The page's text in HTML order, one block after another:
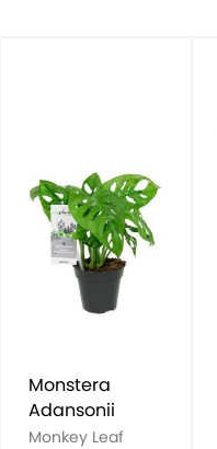
Monstera
Adansonii
Monkey Leaf